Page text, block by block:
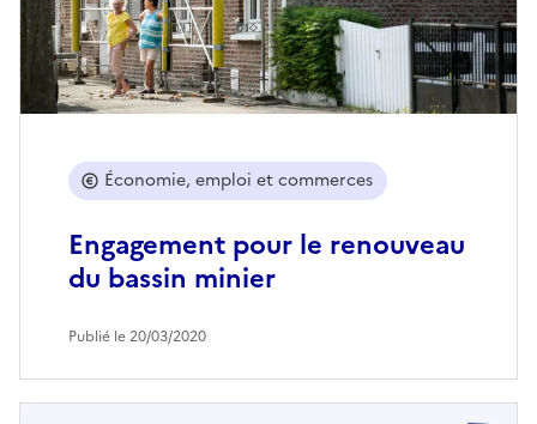
Engagement pour le renouveau
du bassin minier
Économie, emploi et commerces
Publié le 20/03/2020